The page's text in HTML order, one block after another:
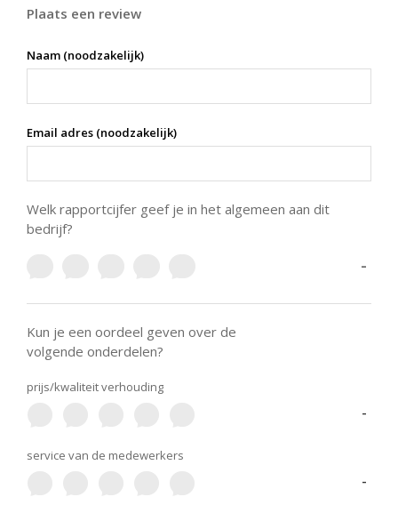
Plaats een review
Naam (noodzakelijk)
Email adres (noodzakelijk)
Welk rapportcijfer geef je in het algemeen aan dit
bedrijf?
-
Kun je een oordeel geven over de
volgende onderdelen?
prijs/kwaliteit verhouding
-
service van de medewerkers
-